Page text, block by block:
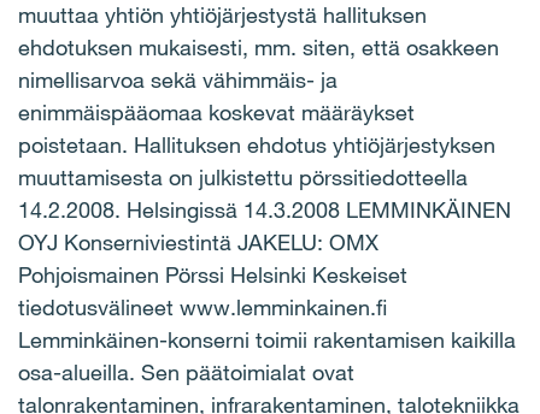
muuttaa yhtiön yhtiöjärjestystä hallituksen
ehdotuksen mukaisesti, mm. siten, että osakkeen
nimellisarvoa sekä vähimmäis- ja
enimmäispääomaa koskevat määräykset
poistetaan. Hallituksen ehdotus yhtiöjärjestyksen
muuttamisesta on julkistettu pörssitiedotteella
14.2.2008. Helsingissä 14.3.2008 LEMMINKÄINEN
OYJ Konserniviestintä JAKELU: OMX
Pohjoismainen Pörssi Helsinki Keskeiset
tiedotusvälineet www.lemminkainen.fi
Lemminkäinen-konserni toimii rakentamisen kaikilla
osa-alueilla. Sen päätoimialat ovat
talonrakentaminen, infrarakentaminen, talotekniikka